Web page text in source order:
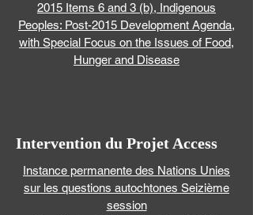
2015 Items 6 and 3 (b), Indigenous
Peoples: Post-2015 Development Agenda,
with Special Focus on the Issues of Food,
Hunger and Disease
Intervention du Projet Access
Instance permanente des Nations Unies
sur les questions autochtones Seizième
session